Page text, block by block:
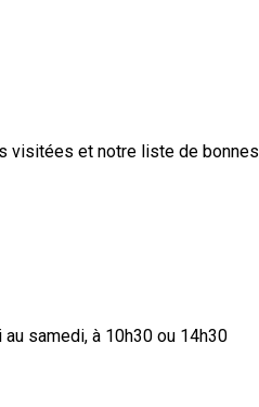
visitées et notre liste de bonnes
samedi, à 10h30 ou 14h30